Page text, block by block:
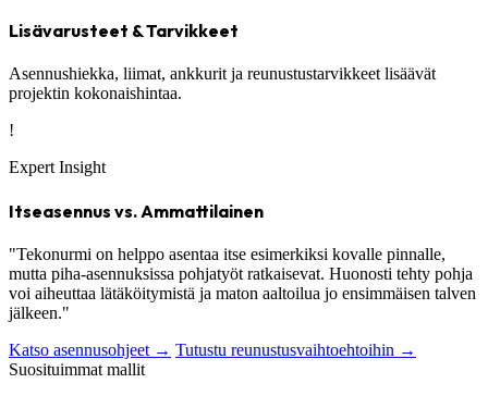
Lisävarusteet & Tarvikkeet
Asennushiekka, liimat, ankkurit ja reunustustarvikkeet lisäävät
projektin kokonaishintaa.
!
Expert Insight
Itseasennus vs. Ammattilainen
"Tekonurmi on helppo asentaa itse esimerkiksi kovalle pinnalle,
mutta piha-asennuksissa pohjatyöt ratkaisevat. Huonosti tehty pohja
voi aiheuttaa lätäköitymistä ja maton aaltoilua jo ensimmäisen talven
jälkeen."
Katso asennusohjeet → Tutustu reunustusvaihtoehtoihin →
Suosituimmat mallit